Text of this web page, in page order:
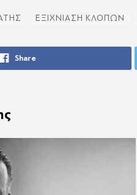
ΕΞΙΧΝΙΑΣΗ ΚΛΟΠΩΝ
Share